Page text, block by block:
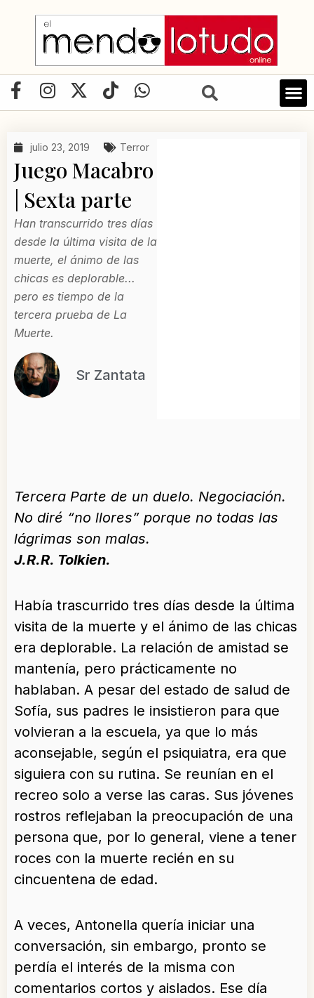
contenido
F
a
e
b
o
o
k
-
f
I
n
t
g
r
a
m
X
-
w
t
t
e
r
T
i
t
o
k
W
h
t
a
julio 23, 2019 Terror
Juego Macabro
| Sexta parte
Han transcurrido tres días
desde la última visita de la
muerte, el ánimo de las
chicas es deplorable...
pero es tiempo de la
tercera prueba de La
Muerte.
Sr Zantata
Tercera Parte de un duelo. Negociación.
No diré “no llores” porque no todas las
lágrimas son malas.
J.R.R. Tolkien.
Había trascurrido tres días desde la última
visita de la muerte y el ánimo de las chicas
era deplorable. La relación de amistad se
mantenía, pero prácticamente no
hablaban. A pesar del estado de salud de
Sofía, sus padres le insistieron para que
volvieran a la escuela, ya que lo más
aconsejable, según el psiquiatra, era que
siguiera con su rutina. Se reunían en el
recreo solo a verse las caras. Sus jóvenes
rostros reflejaban la preocupación de una
persona que, por lo general, viene a tener
roces con la muerte recién en su
cincuentena de edad.
A veces, Antonella quería iniciar una
conversación, sin embargo, pronto se
perdía el interés de la misma con
comentarios cortos y aislados. Ese día